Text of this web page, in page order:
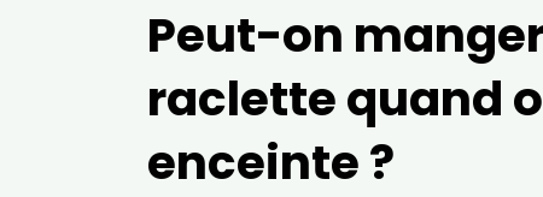
Peut-on
raclette quand
enceinte ?